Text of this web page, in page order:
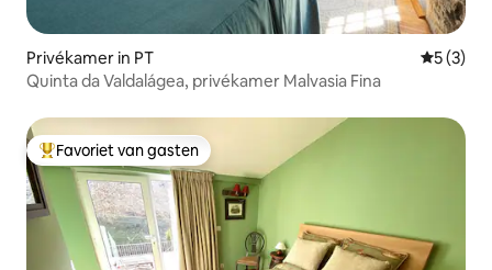
Privékamer in PT
5 (3)
Quinta da Valdalágea, privékamer Malvasia Fina
Topfavoriet van gasten
Favoriet van gasten